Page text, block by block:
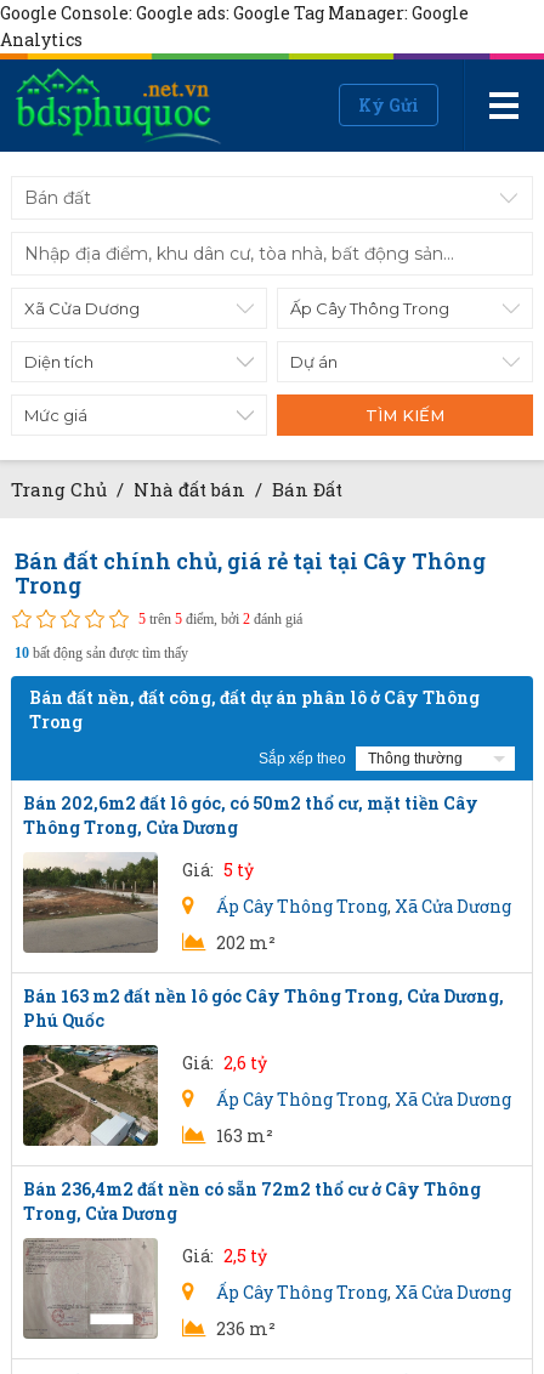
Google Console: Google ads: Google Tag Manager: Google
Analytics
Ký Gửi
Bán đất
Diện tích
Mức giá TÌM KIẾM
Trang Chủ/ Nhà đất bán / Bán Đất
Bán đất chính chủ, giá rẻ tại tại Cây Thông
Trong
5trên 5điểm, bởi 2đánh giá
10bất động sản được tìm thấy
Bán đất nền, đất công, đất dự án phân lô ở Cây Thông
Trong
Sắp xếp theo
Bán 202,6m2 đất lô góc, có 50m2 thổ cư, mặt tiền Cây
Thông Trong, Cửa Dương
Giá: 5 tỷ
Ấp Cây Thông Trong, Xã Cửa Dương
202 m²
Bán 163 m2 đất nền lô góc Cây Thông Trong, Cửa Dương,
Phú Quốc
Giá: 2,6 tỷ
Ấp Cây Thông Trong, Xã Cửa Dương
163 m²
Bán 236,4m2 đất nền có sẵn 72m2 thổ cư ở Cây Thông
Trong, Cửa Dương
Giá: 2,5 tỷ
Ấp Cây Thông Trong, Xã Cửa Dương
236 m²